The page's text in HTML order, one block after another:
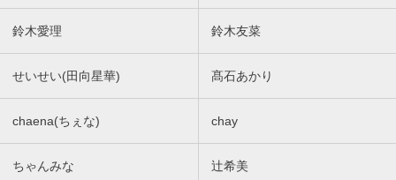
鈴木愛理 鈴木友菜
せいせい(田向星華) 髙石あかり
chaena(ちぇな) chay
ちゃんみな 辻希美